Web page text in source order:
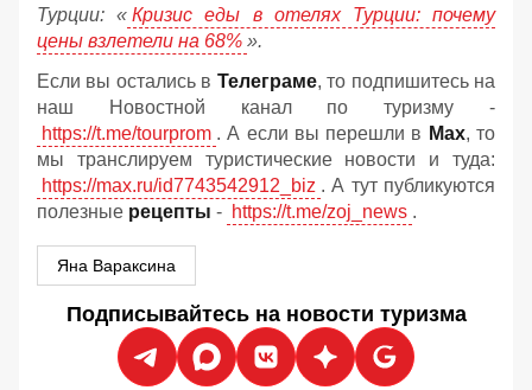
Турции: « Кризис еды в отелях Турции: почему
цены взлетели на 68% ».
Если вы остались в Телеграме, то подпишитесь на
наш Новостной канал по туризму -
https://t.me/tourprom . А если вы перешли в Мах, то
мы транслируем туристические новости и туда:
https://max.ru/id7743542912_biz . А тут публикуются
полезные рецепты - https://t.me/zoj_news .
Яна Вараксина
Подписывайтесь на новости туризма